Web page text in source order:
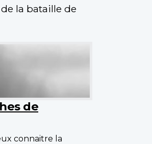
la bataille de
de
connaitre la